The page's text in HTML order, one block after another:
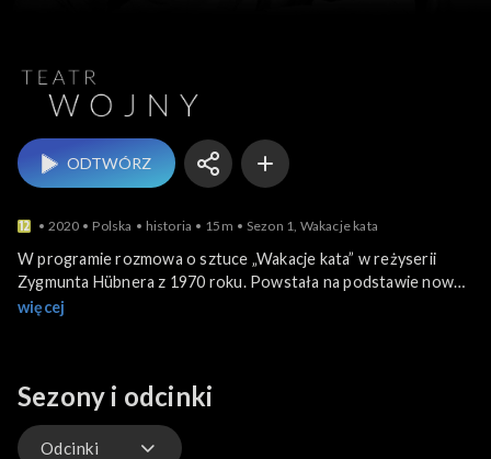
ODTWÓRZ
2020 Polska historia 15m Sezon 1, Wakacje kata
W programie rozmowa o sztuce „Wakacje kata” w reżyserii
Zygmunta Hübnera z 1970 roku. Powstała na podstawie noweli
Jerzego Gierałtowskiego. W okresie PRL, przez 20 lat, nie była
byłaby, gdyby jej premiera odbyła się w XXI wieku?
więcej
Sezony i odcinki
Odcinki